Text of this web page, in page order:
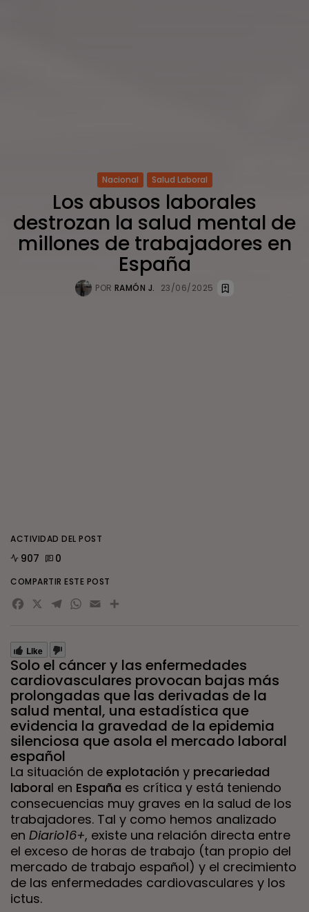
Nacional Salud Laboral
Los abusos laborales
destrozan la salud mental de
millones de trabajadores en
España
POR RAMÓN J. 23/06/2025
Like
Solo el cáncer y las enfermedades
cardiovasculares provocan bajas más
prolongadas que las derivadas de la
salud mental, una estadística que
evidencia la gravedad de la epidemia
silenciosa que asola el mercado laboral
español
La situación de explotación y precariedad
laboral en España es crítica y está teniendo
consecuencias muy graves en la salud de los
trabajadores. Tal y como hemos analizado
en Diario16+, existe una relación directa entre
el exceso de horas de trabajo (tan propio del
mercado de trabajo español) y el crecimiento
de las enfermedades cardiovasculares y los
ictus.
ACTIVIDAD DEL POST
907 0
COMPARTIR ESTE POST
Facebook
X Telegram
WhatsApp
EmailCompartir